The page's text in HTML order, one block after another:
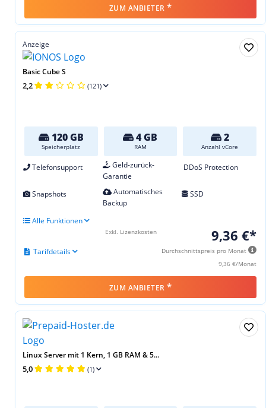
ZUM ANBIETER *
Anzeige
Basic Cube S
2,2 (121)
120 GB
Speicherplatz
4 GB
RAM
2
Anzahl vCore
Telefonsupport
Geld-zurück-
Garantie
DDoS Protection
Snapshots
Automatisches
Backup
SSD
Alle Funktionen
9,36 €*
Durchschnittspreis pro Monat
9,36 €/Monat
Tarifdetails
Exkl. Lizenzkosten
ZUM ANBIETER *
Linux Server mit 1 Kern, 1 GB RAM & 5...
5,0 (1)